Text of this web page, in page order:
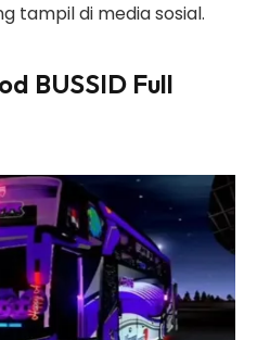
tampil di media sosial.
BUSSID Full